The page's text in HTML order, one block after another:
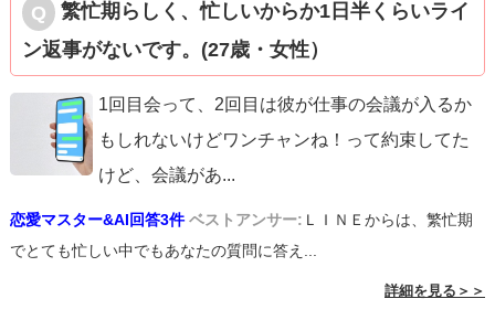
繁忙期らしく、忙しいからか1日半くらいライ
ン返事がないです。(27歳・女性）
1回目会って、2回目は彼が仕事の会議が入るか
もしれないけどワンチャンね！って約束してた
けど、会議があ...
恋愛マスター&AI回答3件 ベストアンサー: ＬＩＮＥからは、繁忙期
でとても忙しい中でもあなたの質問に答え...
詳細を見る＞＞